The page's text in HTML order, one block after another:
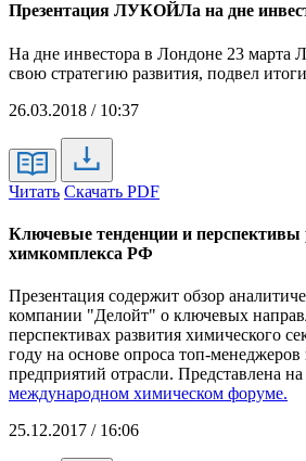
Презентация ЛУКОЙЛа на дне
На дне инвестора в Лондоне 23
свою стратегию развития, подвел
26.03.2018 / 10:37
Читать Скачать PDF
Ключевые тенденции и перспективы
химкомплекса РФ
Презентация содержит обзор
компании "Делойт" о ключевых
перспективах развития химического
году на основе опроса топ-
предприятий отрасли. Представлена на
международном химическом форуме.
25.12.2017 / 16:06